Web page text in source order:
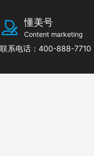
懂美号
Content marketing
联系电话：400-888-7710